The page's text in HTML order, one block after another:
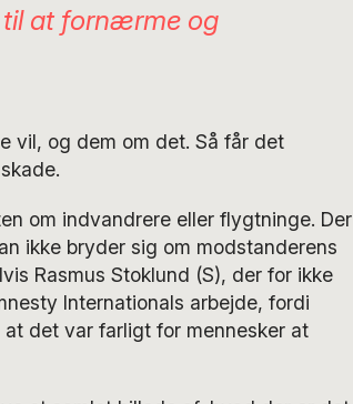
til at fornærme og
vil, og dem om det. Så får det
om indvandrere eller flygtninge. Der
ikke bryder sig om modstanderens
Rasmus Stoklund (S), der for ikke
Internationals arbejde, fordi
det var farligt for mennesker at